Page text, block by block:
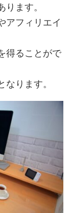
ます。
アフィリエイ
得ることがで
ります。